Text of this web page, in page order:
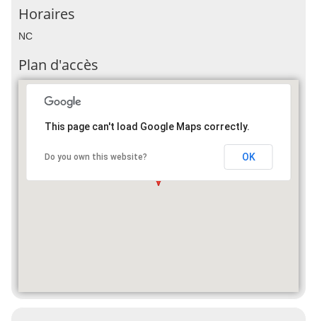
Horaires
NC
Plan d'accès
This page can't load Google Maps correctly.
Do you own this website? OK